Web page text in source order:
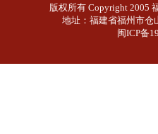
版权所有 Copyright 2005
地址：福建省福州市仓
闽ICP备